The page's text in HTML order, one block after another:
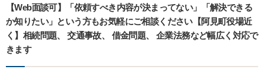
【Web面談可】「依頼すべき内容が決まってない」「解決できる
か知りたい」という方もお気軽にご相談ください【阿見町役場近
く】相続問題、 交通事故、 借金問題、 企業法務など幅広く対応で
きます